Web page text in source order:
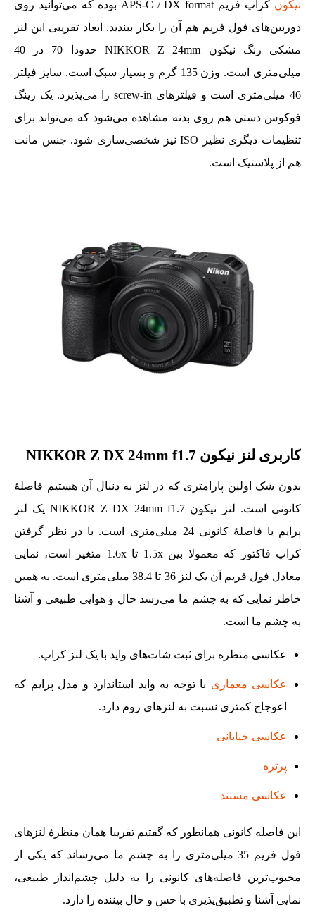
نیکون
کراپ فریم APS-C / DX format بوده که می‌توانید روی
دوربین‌های فول فریم هم آن را بکار ببندید. ابعاد تقریبی این لنز
مشکی رنگ نیکون NIKKOR Z 24mm حدودا 70 در 40
میلی‌متری است. وزن 135 گرم و بسیار سبک است. سایز فیلتر
46 میلی‌متری است و فیلترهای screw-in را می‌پذیرد. یک رینگ
فوکوس دستی هم روی بدنه مشاهده می‌شود که می‌تواند برای
تنظیمات دیگری نظیر ISO نیز شخصی‌سازی شود. جنس مانت
هم از پلاستیک است.
کاربری لنز نیکون NIKKOR Z DX 24mm f1.7
بدون شک اولین پارامتری که در لنز به دنبال آن هستیم فاصلۀ
کانونی است. لنز نیکون NIKKOR Z DX 24mm f1.7 یک لنز
پرایم با فاصلۀ کانونی 24 میلی‌متری است. با در نظر گرفتن
کراپ فاکتور که معمولا بین 1.5x تا 1.6x متغیر است، نمایی
معادل فول فریم آن یک لنز 36 تا 38.4 میلی‌متری است. به همین
خاطر نمایی که به چشم ما می‌رسد حال و هوایی طبیعی و آشنا
به چشم ما است.
عکاسی منظره برای ثبت شات‌های واید با یک لنز کراپ.
عکاسی معماری با توجه به واید استاندارد و مدل پرایم که
اعوجاج کمتری نسبت به لنزهای زوم دارد.
عکاسی خیابانی
پرتره
عکاسی مستند
این فاصله کانونی همانطور که گفتیم تقریبا همان منظرۀ لنزهای
فول فریم 35 میلی‌متری را به چشم ما می‌رساند که یکی از
محبوب‌ترین فاصله‌های کانونی را به دلیل چشم‌انداز طبیعی،
نمایی آشنا و تطبیق‌پذیری با حس و حال بیننده را دارد.